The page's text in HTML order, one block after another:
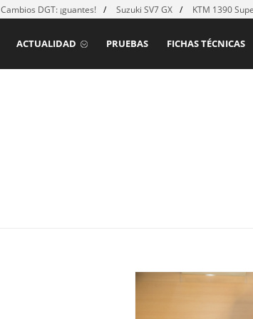
Cambios DGT: ¡guantes! Suzuki SV7 GX KTM 1390
FICHAS TÉCNICAS
PRUEBAS
ACTUALIDAD